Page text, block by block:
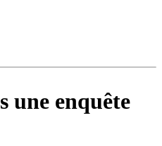
une enquête